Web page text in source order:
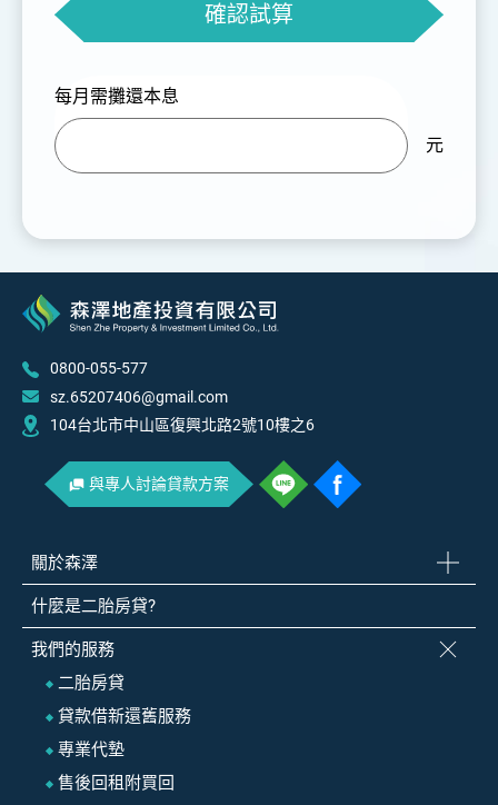
確認試算
每月需攤還本息
元
0800-055-577
sz.65207406@gmail.com
104台北市中山區復興北路2號10樓之6
與專人討論貸款方案
關於森澤
什麼是二胎房貸?
我們的服務
二胎房貸
貸款借新還舊服務
專業代墊
售後回租附買回